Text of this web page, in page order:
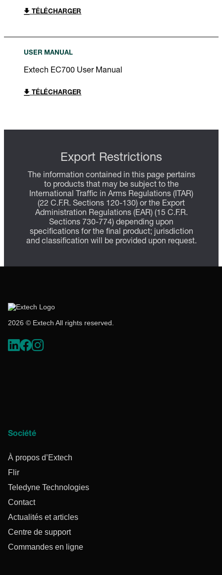
TÉLÉCHARGER
USER MANUAL
Extech EC700 User Manual
TÉLÉCHARGER
Export Restrictions
The information contained in this page pertains
to products that may be subject to the
International Traffic in Arms Regulations (ITAR)
(22 C.F.R. Sections 120-130) or the Export
Administration Regulations (EAR) (15 C.F.R.
Sections 730-774) depending upon
specifications for the final product; jurisdiction
and classification will be provided upon request.
2026 © Extech All rights reserved.
Société
À propos d’Extech
Flir
Teledyne Technologies
Contact
Actualités et articles
Centre de support
Commandes en ligne